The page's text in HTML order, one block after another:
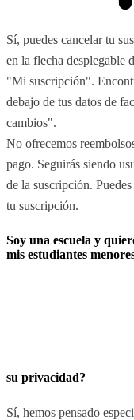
Sí, puedes cancelar tu
en la flecha desplegable
"Mi suscripción".
debajo de tus datos de
cambios".
No ofrecemos
pago. Seguirás siendo
de la suscripción.
tu suscripción.
Soy una escuela y
mis estudiantes
su privacidad?
Sí, hemos pensado